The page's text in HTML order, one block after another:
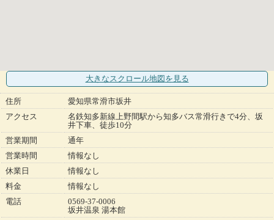
大きなスクロール地図 を見る
住所
愛知県常滑市坂井
アクセス
名鉄知多新線上野間駅から知多バス常滑行きで4分、坂
井下車、徒歩10分
営業期間
通年
営業時間
情報なし
休業日
情報なし
料金
情報なし
電話
0569-37-0006
坂井温泉 湯本館